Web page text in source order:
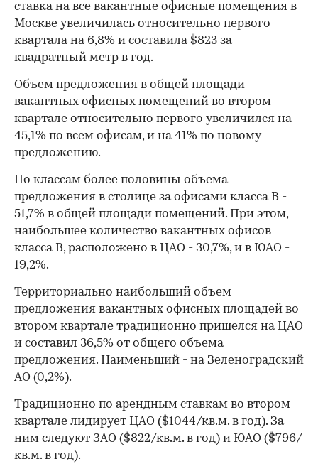
ставка на все вакантные офисные помещения в
Москве увеличилась относительно первого
квартала на 6,8% и составила $823 за
квадратный метр в год.
Объем предложения в общей площади
вакантных офисных помещений во втором
квартале относительно первого увеличился на
45,1% по всем офисам, и на 41% по новому
предложению.
По классам более половины объема
предложения в столице за офисами класса В -
51,7% в общей площади помещений. При этом,
наибольшее количество вакантных офисов
класса В, расположено в ЦАО - 30,7%, и в ЮАО -
19,2%.
Территориально наибольший объем
предложения вакантных офисных площадей во
втором квартале традиционно пришелся на ЦАО
и составил 36,5% от общего объема
предложения. Наименьший - на Зеленоградский
АО (0,2%).
Традиционно по арендным ставкам во втором
квартале лидирует ЦАО ($1044/кв.м. в год). За
ним следуют ЗАО ($822/кв.м. в год) и ЮАО ($796/
кв.м. в год).